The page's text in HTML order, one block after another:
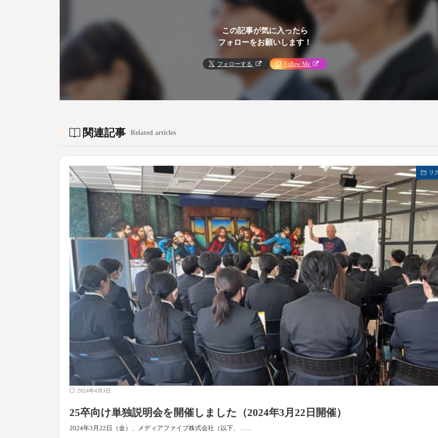
この記事が気に入ったら
フォローをお願いします！
フォローする Follow Me
関連記事 Related articles
リ
2024年4月3日
25卒向け単独説明会を開催しました（2024年3月22日開催）
2024年3月22日（金）、メディアファイブ株式会社（以下、……